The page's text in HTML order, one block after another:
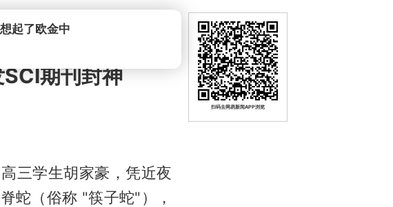
起了欧金中
期刊封神
三学生胡家豪，凭近夜
蛇（俗称 "筷子蛇"），
扫码去网易新闻APP浏览